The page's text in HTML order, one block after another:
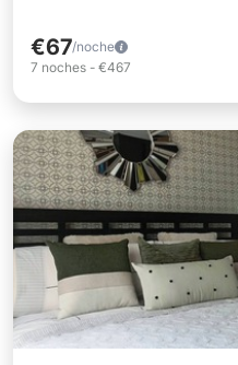
€67/noche
7 noches - €467